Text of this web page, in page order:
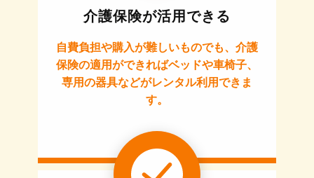
介護保険が活用できる
自費負担や購入が難しいものでも、介護
保険の適用ができればベッドや車椅子、
専用の器具などがレンタル利用できま
す。